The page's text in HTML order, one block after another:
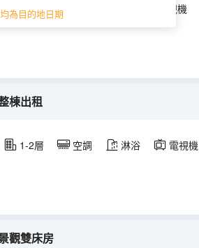
為目的地日期
1-2層 空調 電視機
棟出租
1-2層 空調 淋浴 電視機
觀雙床房